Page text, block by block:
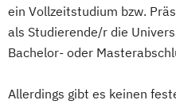
ein Vollzeitstudium bzw.
als Studierende/r die
Bachelor- oder
Allerdings gibt es keinen